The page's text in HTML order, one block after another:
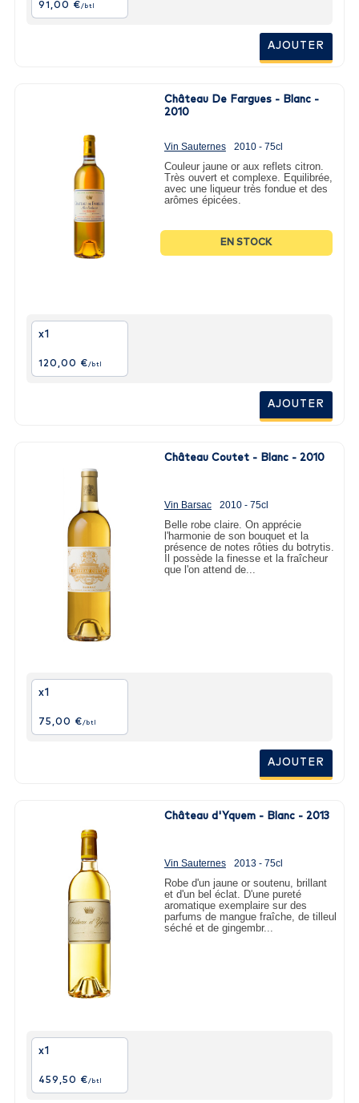
91,00 €/btl
AJOUTER
Château De Fargues - Blanc -
2010
Vin Sauternes 2010 - 75cl
Couleur jaune or aux reflets citron.
Très ouvert et complexe. Equilibrée,
avec une liqueur très fondue et des
arômes épicées.
EN STOCK
x1
120,00 €/btl
AJOUTER
Château Coutet - Blanc - 2010
Vin Barsac 2010 - 75cl
Belle robe claire. On apprécie
l'harmonie de son bouquet et la
présence de notes rôties du botrytis.
Il possède la finesse et la fraîcheur
que l'on attend de...
x1
75,00 €/btl
AJOUTER
Château d'Yquem - Blanc - 2013
Vin Sauternes 2013 - 75cl
Robe d'un jaune or soutenu, brillant
et d'un bel éclat. D'une pureté
aromatique exemplaire sur des
parfums de mangue fraîche, de tilleul
séché et de gingembr...
x1
459,50 €/btl